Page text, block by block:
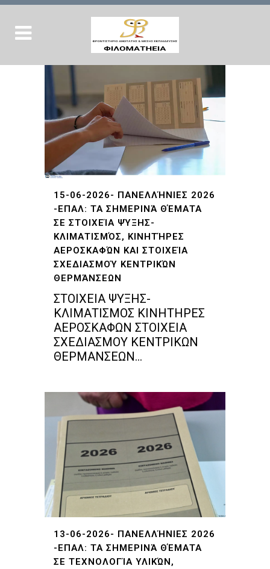
15-06-2026- ΠΑΝΕΛΛΉΝΙΕΣ 2026
-ΕΠΑΛ: ΤΑ ΣΗΜΕΡΙΝΆ ΘΈΜΑΤΑ
ΣΕ ΣΤΟΙΧΕΊΑ ΨΎΞΗΣ-
ΚΛΙΜΑΤΙΣΜΌΣ, ΚΙΝΗΤΉΡΕΣ
ΑΕΡΟΣΚΑΦΏΝ ΚΑΙ ΣΤΟΙΧΕΊΑ
ΣΧΕΔΙΑΣΜΟΎ ΚΕΝΤΡΙΚΏΝ
ΘΕΡΜΆΝΣΕΩΝ
ΣΤΟΙΧΕΙΑ ΨΥΞΗΣ-
ΚΛΙΜΑΤΙΣΜΟΣ ΚΙΝΗΤΗΡΕΣ
ΑΕΡΟΣΚΑΦΩΝ ΣΤΟΙΧΕΙΑ
ΣΧΕΔΙΑΣΜΟΥ ΚΕΝΤΡΙΚΩΝ
ΘΕΡΜΑΝΣΕΩΝ...
13-06-2026- ΠΑΝΕΛΛΉΝΙΕΣ 2026
-ΕΠΑΛ: ΤΑ ΣΗΜΕΡΙΝΆ ΘΈΜΑΤΑ
ΣΕ ΤΕΧΝΟΛΟΓΊΑ ΥΛΙΚΏΝ,